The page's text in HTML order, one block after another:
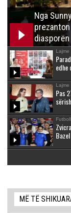
Nga
diasporën
Lajme
edhe
Lajme
Pas
sërish
Futboll
Bazel
MË TË